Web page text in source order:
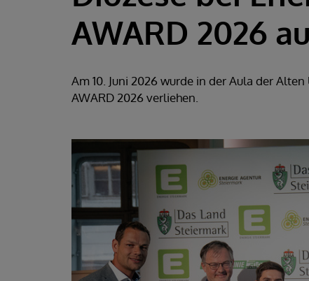
AWARD 2026
Am 10. Juni 2026 wurde in der Aula der
AWARD 2026 verliehen.